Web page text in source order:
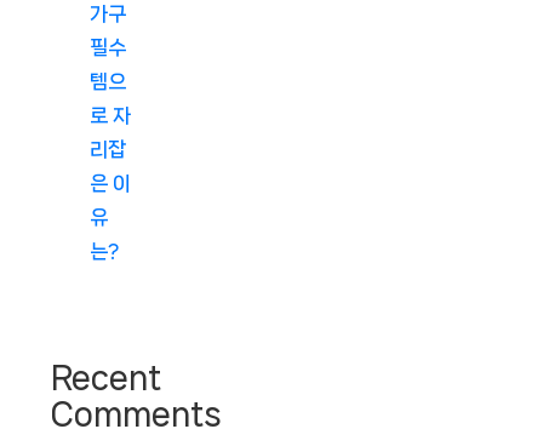
가구
필수
템으
로 자
리잡
은 이
유
는?
Recent
Comments